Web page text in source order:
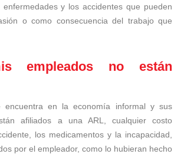
y los accidentes que pueden
o como consecuencia del trabajo que
empleados no están
encuentra en la economía informal y sus
afiliados a una ARL, cualquier costo
los medicamentos y la incapacidad,
por el empleador, como lo hubieran hecho